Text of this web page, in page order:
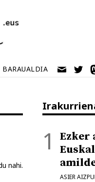
BARAUALDIA
nahi.
Ezker
ASIER